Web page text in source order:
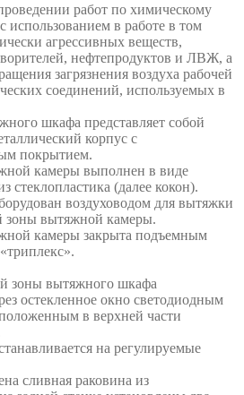
работ по химическому
использованием в работе в том
агрессивных веществ,
нефтепродуктов и ЛВЖ, а
загрязнения воздуха рабочей
соединений, используемых в
шкафа представляет собой
корпус с
покрытием.
камеры выполнен в виде
стеклопластика (далее кокон).
воздуховодом для вытяжки
зоны вытяжной камеры.
камеры закрыта подъемным
зоны вытяжного шкафа
остекленное окно светодиодным
в верхней части
на регулируемые
сливная раковина из